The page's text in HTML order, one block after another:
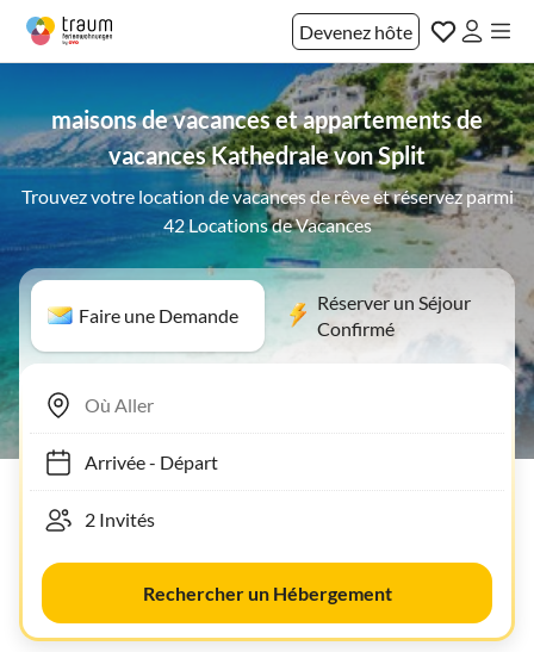
Devenez hôte
maisons de vacances et appartements de
vacances Kathedrale von Split
Trouvez votre location de vacances de rêve et réservez parmi
42 Locations de Vacances
Faire une Demande
Réserver un Séjour
Confirmé
Arrivée- Départ
Rechercher un Hébergement